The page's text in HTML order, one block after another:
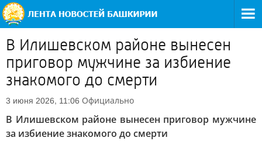
В Илишевском районе вынесен
приговор мужчине за избиение
знакомого до смерти
3 июня 2026, 11:06 Официально
В Илишевском районе вынесен приговор мужчине
за избиение знакомого до смерти